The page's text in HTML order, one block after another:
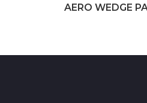
AERO WEDGE